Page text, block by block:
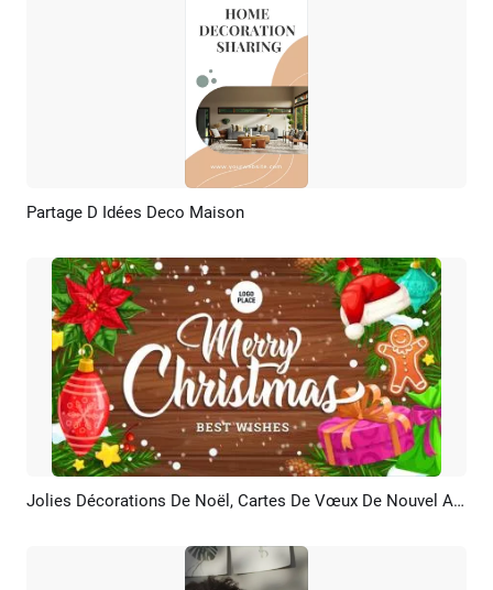
Aperçu
Partage D Idées Deco Maison
Aperçu Personnaliser Jolies Décorations De Noël, Cartes De Vœux De Nouvel An, Messages, Diaporama Professionnel